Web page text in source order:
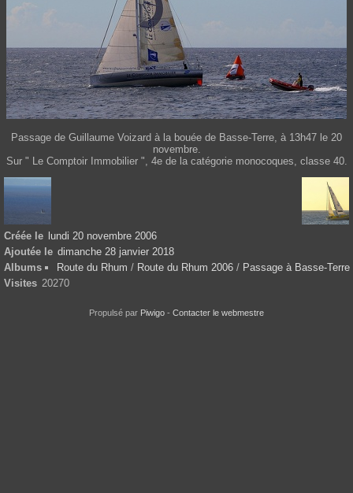
Passage de Guillaume Voizard à la bouée de Basse-Terre, à 13h47 le 20
novembre.
Sur " Le Comptoir Immobilier ", 4e de la catégorie monocoques, classe 40.
Créée le
lundi 20 novembre 2006
Ajoutée le dimanche 28 janvier 2018
Albums
Route du Rhum / Route du Rhum 2006 / Passage à Basse-Terre
Visites 20270
Propulsé par Piwigo - Contacter le webmestre